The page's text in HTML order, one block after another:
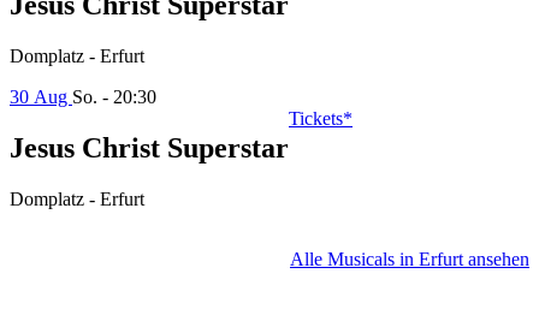
Domplatz - Erfurt
30 Aug So. - 20:30
Jesus Christ Superstar
Domplatz - Erfurt
Tickets*
Alle Musicals in Erfurt ansehen